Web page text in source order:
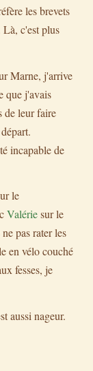
les brevets
c'est plus
Marne, j'arrive
que j'avais
de leur faire
incapable de
le
Valériesur le
pas rater les
en vélo couché
fesses, je
aussi nageur.